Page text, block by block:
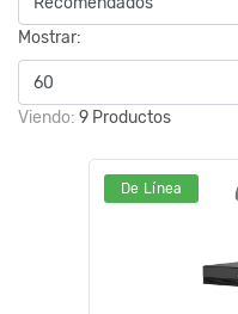
Mostrar:
Viendo: 9 Productos
De Línea